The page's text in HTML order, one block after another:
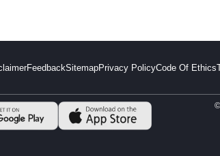
FeedbackSitemapPrivacy PolicyCode Of Ethics